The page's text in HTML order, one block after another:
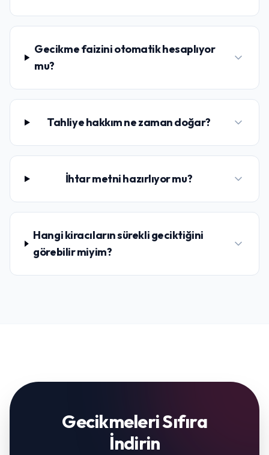
Gecikme faizini otomatik hesaplıyor
mu?
Tahliye hakkım ne zaman doğar?
İhtar metni hazırlıyor mu?
Hangi kiracıların sürekli geciktiğini
görebilir miyim?
Gecikmeleri Sıfıra
İndirin